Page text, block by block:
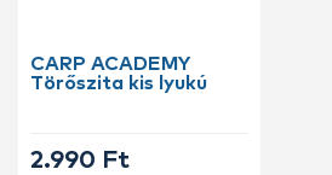
CARP ACADEMY
Törőszita kis lyukú
2.990 Ft